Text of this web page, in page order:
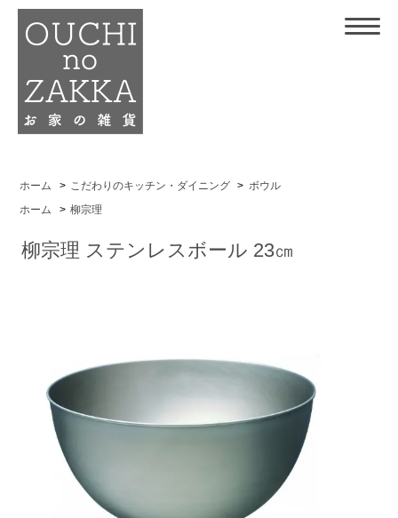
ホーム > こだわりのキッチン・ダイニング > ボウル
ホーム
> 柳宗理
柳宗理 ステンレスボール 23㎝